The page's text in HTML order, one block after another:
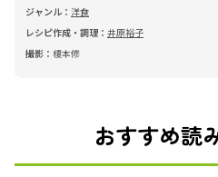
ジャンル： 洋食
レシピ作成・調理： 井原裕子
撮影： 榎本修
おすすめ読